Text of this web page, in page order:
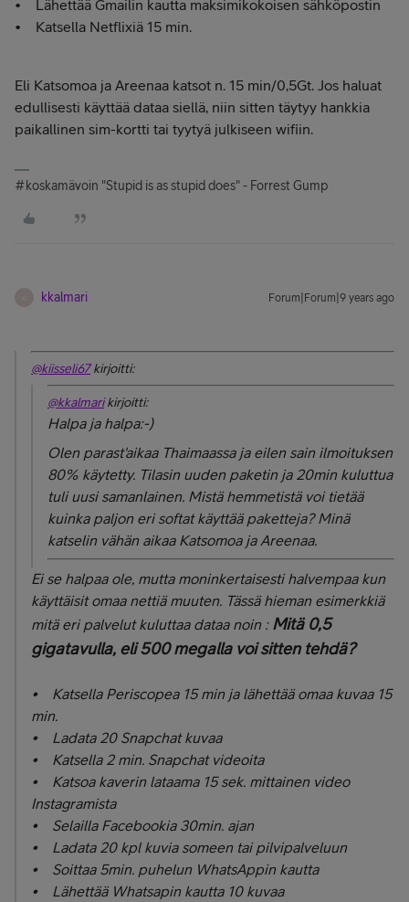
• Lähettää Gmailin kautta maksimikokoisen sähköpostin
• Katsella Netflixiä 15 min.
Eli Katsomoa ja Areenaa katsot n. 15 min/0,5Gt. Jos haluat
edullisesti käyttää dataa siellä, niin sitten täytyy hankkia
paikallinen sim-kortti tai tyytyä julkiseen wifiin.
#koskamävoin "Stupid is as stupid does" - Forrest Gump
kkalmari Forum|Forum|9 years ago
@kiisseli67kirjoitti:
@kkalmarikirjoitti:
Halpa ja halpa:-)
Olen parast'aikaa Thaimaassa ja eilen sain ilmoituksen
80% käytetty. Tilasin uuden paketin ja 20min kuluttua
tuli uusi samanlainen. Mistä hemmetistä voi tietää
kuinka paljon eri softat käyttää paketteja? Minä
katselin vähän aikaa Katsomoa ja Areenaa.
Ei se halpaa ole, mutta moninkertaisesti halvempaa kun
käyttäisit omaa nettiä muuten. Tässä hieman esimerkkiä
mitä eri palvelut kuluttaa dataa noin : Mitä 0,5
gigatavulla, eli 500 megalla voi sitten tehdä?
• Katsella Periscopea 15 min ja lähettää omaa kuvaa 15
min.
• Ladata 20 Snapchat kuvaa
• Katsella 2 min. Snapchat videoita
• Katsoa kaverin lataama 15 sek. mittainen video
Instagramista
• Selailla Facebookia 30min. ajan
• Ladata 20 kpl kuvia someen tai pilvipalveluun
• Soittaa 5min. puhelun WhatsAppin kautta
• Lähettää Whatsapin kautta 10 kuvaa